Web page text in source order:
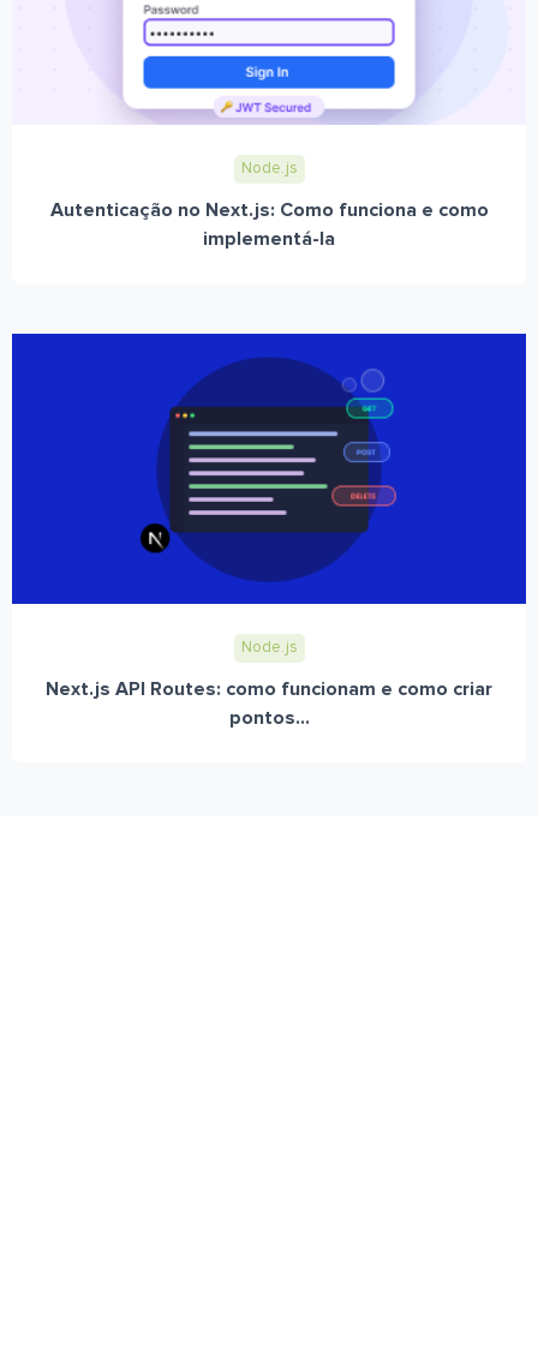
Node.js
Autenticação no Next.js: Como funciona e como
implementá-la
Node.js
Next.js API Routes: como funcionam e como criar
pontos...